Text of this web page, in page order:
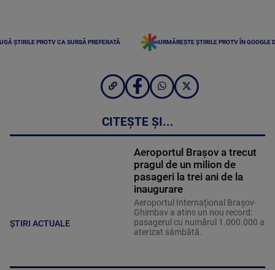
ȘTIRILE PROTV CA SURSĂ PREFERATĂ URMĂREȘTE ȘTIRILE PROTV ÎN GOOGLE
CITEȘTE ȘI...
ȘTIRI ACTUALE
Aeroportul Brașov a trecut
pragul de un milion de
pasageri la trei ani de la
inaugurare
Aeroportul Internațional Brașov-
Ghimbav a atins un nou record:
pasagerul cu numărul 1.000.000 a
aterizat sâmbătă.